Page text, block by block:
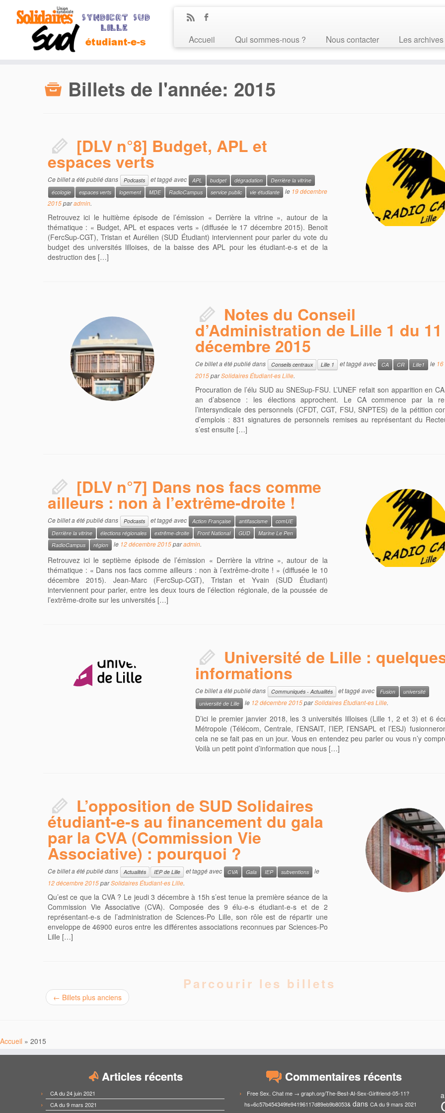
Accueil Qui sommes-nous ? Nous contacter Les archives
Billets de l'année: 2015
[DLV n°8] Budget, APL et
espaces verts
Ce billet a été publié dans Podcasts et taggé avec APL budget dégradation
Derrière la vitrine
écologie
espaces verts logement MDE RadioCampus service public vie étudiante le 19 décembre
2015paradmin.
Retrouvez ici le huitième épisode de l’émission « Derrière la vitrine », autour de la
thématique : « Budget, APL et espaces verts » (diffusée le 17 décembre 2015). Benoit
(FercSup-CGT), Tristan et Aurélien (SUD Étudiant) interviennent pour parler du vote du
budget des universités lilloises, de la baisse des APL pour les étudiant-e-s et de la
destruction des […]
Notes du Conseil
d’Administration de Lille 1 du 11
décembre 2015
Ce billet a été publié dans Conseils centraux Lille 1 et taggé avec CA CR Lille1 le
2015parSolidaires Étudiant-es Lille.
Procuration de l’élu SUD au SNESup-FSU. L’UNEF refait son apparition en
an d’absence : les élections approchent. Le CA commence par la
l’intersyndicale des personnels (CFDT, CGT, FSU, SNPTES) de la pétition
d’emplois : 831 signatures de personnels remises au représentant du
s’est ensuite […]
[DLV n°7] Dans nos facs comme
ailleurs : non à l’extrême-droite !
Ce billet a été publié dans Podcasts et taggé avec Action Française antifascisme
comUE
Derrière la vitrine
élections régionales extrême-droite Front National GUD
Marine Le Pen
RadioCampus
région le 12 décembre 2015paradmin.
Retrouvez ici le septième épisode de l’émission « Derrière la vitrine », autour de la
thématique : « Dans nos facs comme ailleurs : non à l’extrême-droite ! » (diffusée le 10
décembre 2015). Jean-Marc (FercSup-CGT), Tristan et Yvain (SUD Étudiant)
interviennent pour parler, entre les deux tours de l’élection régionale, de la poussée de
l’extrême-droite sur les universités […]
Université de Lille :
informations
Ce billet a été publié dans Communiqués - Actualités et taggé avec Fusion
université
université de Lille
le 12 décembre 2015parSolidaires Étudiant-es Lille.
D’ici le premier janvier 2018, les 3 universités lilloises (Lille 1, 2 et 3) et 6
Métropole (Télécom, Centrale, l’ENSAIT, l’IEP, l’ENSAPL et l’ESJ)
cela ne se fait pas en un jour. Vous en entendez peu parler ou vous n’y
Voilà un petit point d’information que nous […]
L’opposition de SUD Solidaires
étudiant-e-s au financement du gala
par la CVA (Commission Vie
Associative) : pourquoi ?
Ce billet a été publié dans Actualités IEP de Lille et taggé avec CVA Gala IEP subventions
le
12 décembre 2015parSolidaires Étudiant-es Lille.
Qu’est ce que la CVA ? Le jeudi 3 décembre à 15h s’est tenue la première séance de la
Commission Vie Associative (CVA). Composée des 9 élu-e-s étudiant-e-s et de 2
représentant-e-s de l’administration de Sciences-Po Lille, son rôle est de répartir une
enveloppe de 46900 euros entre les différentes associations reconnues par Sciences-Po
Lille […]
Parcourir les billets
← Billets plus anciens
Accueil » 2015
Articles récents
CA du 24 juin 2021
CA du 9 mars 2021
Commentaires récents
Free Sex. Chat me → graph.org/The-Best-AI-Sex-Girlfriend-05-11?
hs=6c57b454349fe94196117d89eb9b8053& dans CA du 9 mars 2021